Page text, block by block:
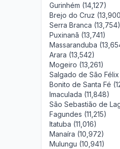
Gurinhém (14,127)
Brejo do Cruz
Serra Branca (13,754)
Puxinanã (13,741)
Massaranduba
Arara (13,542)
Mogeiro (13,261)
Salgado de São Félix
Bonito de Santa Fé
Imaculada (11,848)
São Sebastião de
Fagundes (11,215)
Itatuba (11,016)
Manaíra (10,972)
Mulungu (10,941)